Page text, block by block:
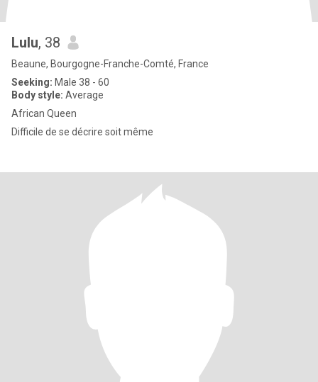
Lulu, 38
Beaune, Bourgogne-Franche-Comté, France
Seeking: Male 38 - 60
Body style: Average
African Queen
Difficile de se décrire soit même